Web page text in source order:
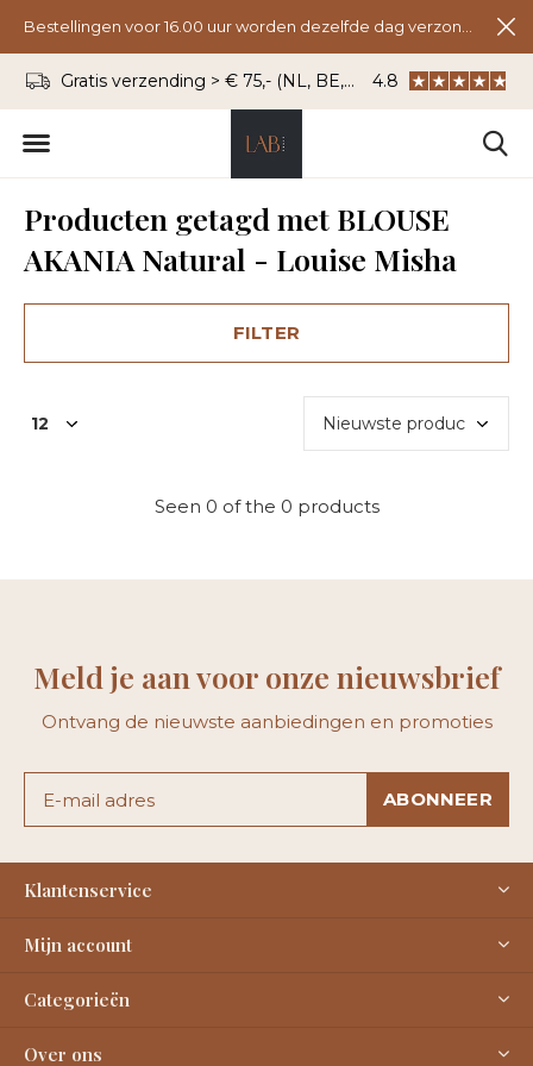
Gratis verzending > € 75,- (NL, BE, DU) WhatsApp: 06 -
4.8
Producten getagd met BLOUSE
AKANIA Natural - Louise Misha
FILTER
Seen 0 of the 0 products
Meld je aan voor onze nieuwsbrief
Ontvang de nieuwste aanbiedingen en promoties
ABONNEER
Klantenservice
Mijn account
Categorieën
Over ons